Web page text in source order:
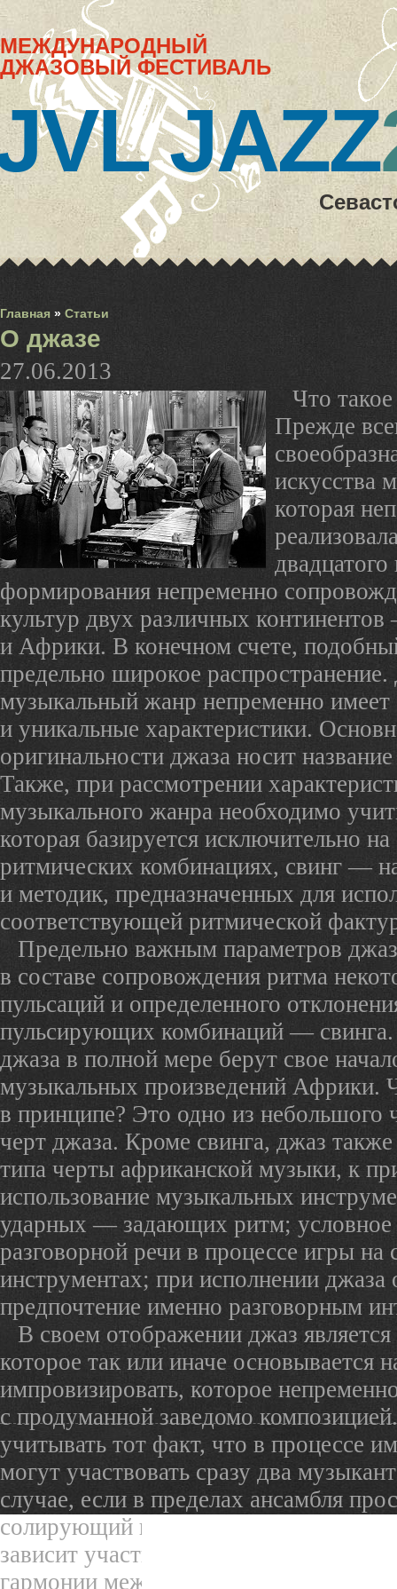
Главная » Статьи
О джазе
27.06.2013
Что
Прежде
искусства
которая
формирования непременно
культур двух различных
и Африки. В конечном счете,
предельно широкое
музыкальный жанр непременно имеет
и уникальные характеристики.
оригинальности джаза носит
Также, при рассмотрении
музыкального жанра необходимо
которая базируется исключительно
ритмических комбинациях, свинг —
и методик, предназначенных для
соответствующей ритмической
Предельно важным параметров
в составе сопровождения ритма
пульсаций и определенного
пульсирующих комбинаций —
джаза в полной мере берут свое
музыкальных произведений Африки.
в принципе? Это одно из небольшого
черт джаза. Кроме свинга, джаз также
типа черты африканской музыки, к
использование музыкальных
ударных — задающих ритм;
разговорной речи в процессе игры
инструментах; при исполнении джаза
предпочтение именно разговорным
В своем отображении джаз является
которое так или иначе основывается
импровизировать, которое
с продуманной заведомо
учитывать тот факт, что в процессе
могут участвовать сразу два
случае, если в пределах ансамбля
солирующий голос. Конечный
зависит участия членов ансамбля в
гармонии между аудиторией и собой.
МЕЖДУНАРОДНЫЙ
ДЖАЗОВЫЙ ФЕСТИВАЛЬ
JAZZ